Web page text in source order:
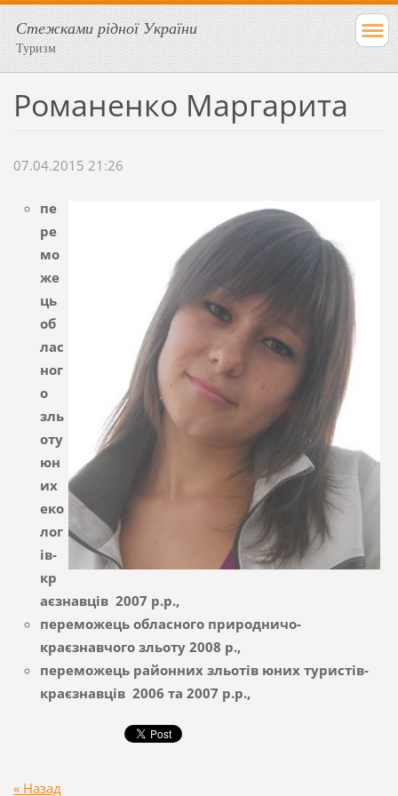
Стежками рідної України
Туризм
Романенко Маргарита
07.04.2015 21:26
пе
ре
мо
же
ць
об
лас
ног
о
зль
оту
юн
их
еко
лог
ів-
кр
аєзнавців 2007 р.р.,
переможець обласного природничо-
краєзнавчого зльоту 2008 р.,
переможець районних зльотів юних туристів-
краєзнавців 2006 та 2007 р.р.,
« Назад